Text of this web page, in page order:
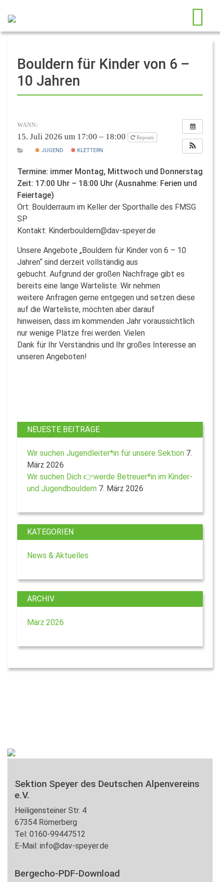
Bouldern für Kinder von 6 –
10 Jahren
WANN:
15. Juli 2026 um 17:00 – 18:00 Repeats
JUGEND KLETTERN
Termine: immer Montag, Mittwoch und Donnerstag
Zeit: 17:00 Uhr – 18:00 Uhr (Ausnahme: Ferien und
Feiertage)
Ort: Boulderraum im Keller der Sporthalle des FMSG
SP
Kontakt: Kinderbouldern@dav-speyer.de
Unsere Angebote „Bouldern für Kinder von 6 – 10
Jahren“ sind derzeit vollständig aus
gebucht. Aufgrund der großen Nachfrage gibt es
bereits eine lange Warteliste. Wir nehmen
weitere Anfragen gerne entgegen und setzen diese
auf die Warteliste, möchten aber darauf
hinweisen, dass im kommenden Jahr voraussichtlich
nur wenige Plätze frei werden. Vielen
Dank für Ihr Verständnis und Ihr großes Interesse an
unseren Angeboten!
NEUESTE BEITRÄGE
Wir suchen Jugendleiter*in für unsere Sektion 7.
März 2026
Wir suchen Dich 👉werde Betreuer*in im Kinder-
und Jugendbouldern 7. März 2026
KATEGORIEN
News & Aktuelles
ARCHIV
März 2026
Sektion Speyer des Deutschen Alpenvereins
e.V.
Heiligensteiner Str. 4
67354 Römerberg
Tel: 0160-99447512
E-Mail: info@dav-speyer.de
Bergecho-PDF-Download